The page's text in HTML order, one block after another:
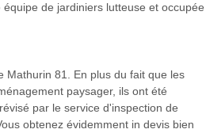
de jardiniers lutteuse et occupée
Mathurin 81. En plus du fait que les
paysager, ils ont été
par le service d'inspection de
obtenez évidemment in devis bien